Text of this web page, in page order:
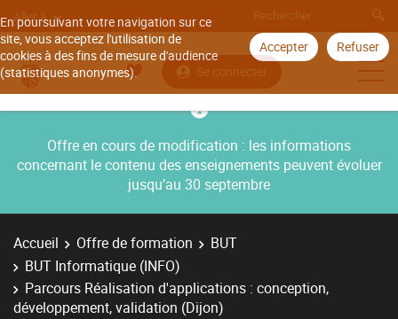
En poursuivant votre navigation sur ce
site, vous acceptez l'utilisation de
cookies à des fins de mesure d'audience
(statistiques anonymes).
Accepter Refuser
Aller à
Se connecter
Offre en cours de modification : les informations
concernant le contenu des enseignements peuvent évoluer
jusqu’au 30 septembre
Accueil Offre de formation
BUT
BUT Informatique (INFO)
Parcours Réalisation d'applications : conception,
développement, validation (Dijon)